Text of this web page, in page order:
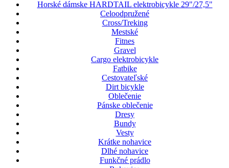
Horské dámske HARDTAIL elektrobicykle 29"/27,5"
Celoodpružené
Cross/Treking
Mestské
Fitnes
Gravel
Cargo elektrobicykle
Fatbike
Cestovateľské
Dirt bicykle
Oblečenie
Pánske oblečenie
Dresy
Bundy
Vesty
Krátke nohavice
Dlhé nohavice
Funkčné prádlo